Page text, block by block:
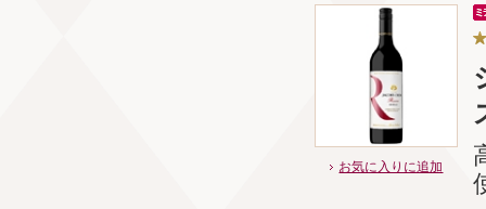
お気に入りに追加